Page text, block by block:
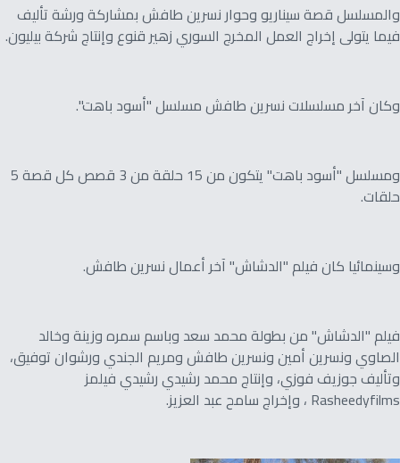
والمسلسل قصة سيناريو وحوار نسرين طافش بمشاركة ورشة تأليف
فيما يتولى إخراج العمل المخرج السوري زهير قنوع وإنتاج شركة بيليون.
وكان آخر مسلسلات نسرين طافش مسلسل "أسود باهت".
ومسلسل "أسود باهت" يتكون من 15 حلقة من 3 قصص كل قصة 5
حلقات.
وسينمائيا كان فيلم "الدشاش" آخر أعمال نسرين طافش.
فيلم "الدشاش" من بطولة محمد سعد وباسم سمره وزينة وخالد
الصاوي ونسرين أمين ونسرين طافش ومريم الجندي ورشوان توفيق،
وتأليف جوزيف فوزي، وإنتاج محمد رشيدي رشيدي فيلمز
Rasheedyfilms ، وإخراج سامح عبد العزيز.